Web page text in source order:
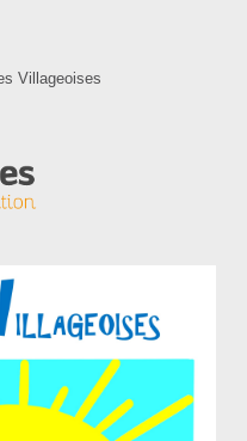
Villageoises